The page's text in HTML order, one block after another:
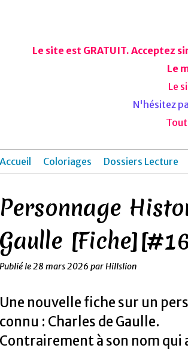
Le site est GRATUIT. Acceptez
Le
Le
N'hésitez
Accueil Coloriages Dossiers Lecture
Personnage
Gaulle
Publié le28 mars 2026 par Hillslion
Une nouvelle fiche sur un
connu : Charles de Gaulle.
Contrairement à son nom